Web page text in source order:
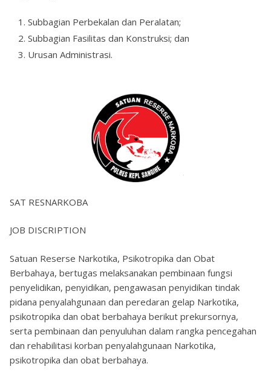
Subbagian Perbekalan dan Peralatan;
Subbagian Fasilitas dan Konstruksi; dan
Urusan Administrasi.
SAT RESNARKOBA
JOB DISCRIPTION
Satuan Reserse Narkotika, Psikotropika dan Obat
Berbahaya, bertugas melaksanakan pembinaan fungsi
penyelidikan, penyidikan, pengawasan penyidikan tindak
pidana penyalahgunaan dan peredaran gelap Narkotika,
psikotropika dan obat berbahaya berikut prekursornya,
serta pembinaan dan penyuluhan dalam rangka pencegahan
dan rehabilitasi korban penyalahgunaan Narkotika,
psikotropika dan obat berbahaya.